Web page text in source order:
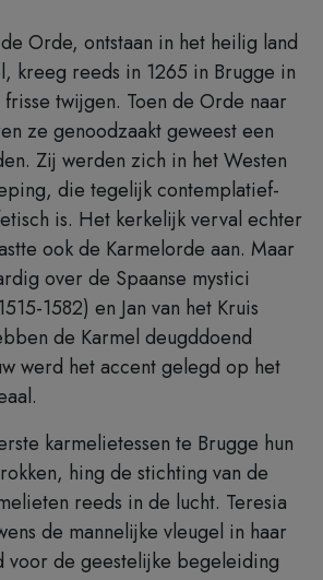
Orde, ontstaan in het heilig land
kreeg reeds in 1265 in Brugge in
twijgen. Toen de Orde naar
ze genoodzaakt geweest een
Zij werden zich in het Westen
die tegelijk contemplatief-
is. Het kerkelijk verval echter
ook de Karmelorde aan. Maar
over de Spaanse mystici
1582) en Jan van het Kruis
de Karmel deugddoend
werd het accent gelegd op het
karmelietessen te Brugge hun
hing de stichting van de
reeds in de lucht. Teresia
de mannelijke vleugel in haar
voor de geestelijke begeleiding